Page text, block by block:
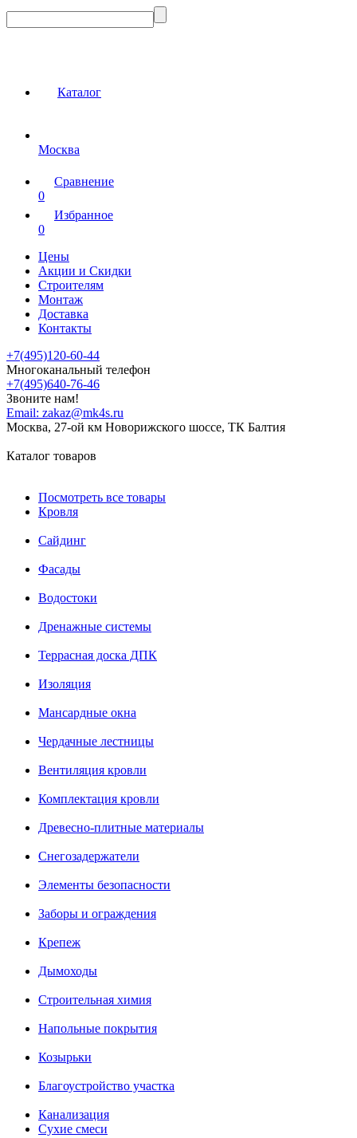
Каталог
Москва
Сравнение
0
Избранное
0
Цены
Акции и Скидки
Строителям
Монтаж
Доставка
Контакты
+7(495)120-60-44
Многоканальный телефон
+7(495)640-76-46
Звоните нам!
Email: zakaz@mk4s.ru
Москва, 27-ой км Новорижского шоссе, ТК Балтия
Каталог товаров
Посмотреть все товары
Кровля
Сайдинг
Фасады
Водостоки
Дренажные системы
Террасная доска ДПК
Изоляция
Мансардные окна
Чердачные лестницы
Вентиляция кровли
Комплектация кровли
Древесно-плитные материалы
Снегозадержатели
Элементы безопасности
Заборы и ограждения
Крепеж
Дымоходы
Строительная химия
Напольные покрытия
Козырьки
Благоустройство участка
Канализация
Сухие смеси